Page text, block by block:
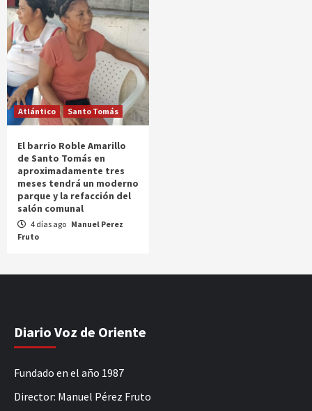
Atlántico Santo Tomás
El barrio Roble Amarillo
de Santo Tomás en
aproximadamente tres
meses tendrá un moderno
parque y la refacción del
salón comunal
4 días ago Manuel Perez
Fruto
Diario Voz de Oriente
Fundado en el año 1987
Director: Manuel Pérez Fruto